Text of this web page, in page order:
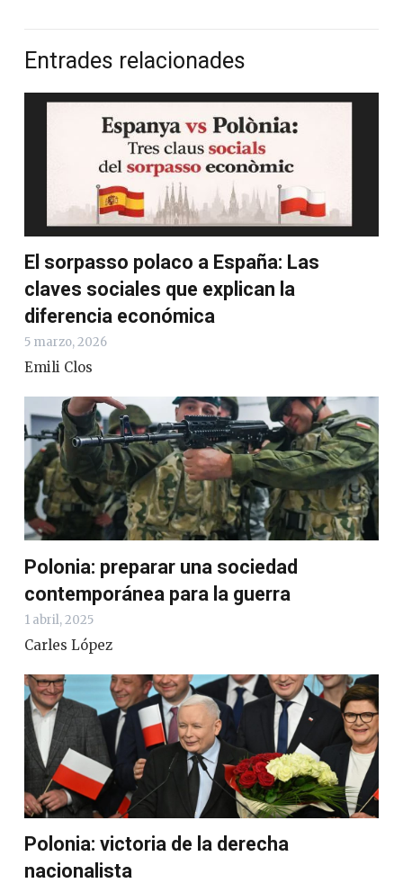
Entrades relacionades
El sorpasso polaco a España: Las
claves sociales que explican la
diferencia económica
5 marzo, 2026
Emili Clos
Polonia: preparar una sociedad
contemporánea para la guerra
1 abril, 2025
Carles López
Polonia: victoria de la derecha
nacionalista